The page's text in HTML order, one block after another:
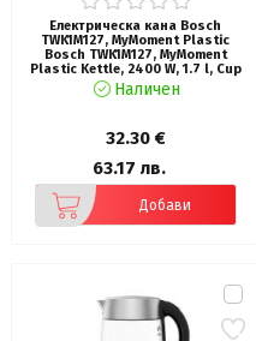
Електрическа кана Bosch
TWK1M127, MyMoment Plastic
Bosch TWK1M127, MyMoment
Plastic Kettle, 2400 W, 1.7 l, Cup
indicator, Limescale filter, Triple
safety function, Cream
Наличен
32.30 €
63.17 лв.
Добави